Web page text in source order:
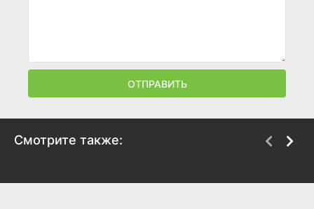
ОТПРАВИТЬ
Смотрите также: